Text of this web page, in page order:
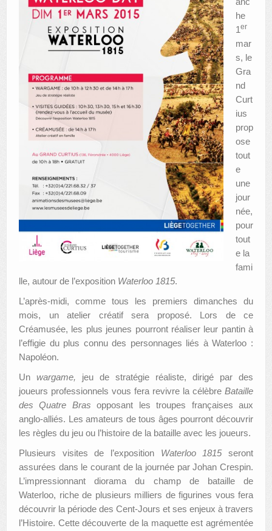
AUTRES LIEUX
ANIMATIONS DES MUSÉES
PUBLICATIONS
LES APPELS À PROJETS
LE PORTAIL DES COLLECTIONS
he
1er
mar
s, le
Gra
nd
Curt
ius
prop
ose
tout
e
une
jour
née,
pour
tout
e la
fami
lle, autour de l’exposition Waterloo 1815.
L’après-midi, comme tous les premiers dimanches du
mois, un atelier créatif sera proposé. Lors de ce
Créamusée, les plus jeunes pourront réaliser leur pantin à
l’effigie du plus connu des personnages liés à Waterloo :
Napoléon.
Un wargame, jeu de stratégie réaliste, dirigé par des
joueurs professionnels vous fera revivre la célèbre Bataille
des Quatre Bras opposant les troupes françaises aux
anglo-alliés. Les amateurs de tous âges pourront découvrir
les règles du jeu ou l’histoire de la bataille avec les joueurs.
Plusieurs visites de l’exposition Waterloo 1815seront
assurées dans le courant de la journée par Johan Crespin.
L’impressionnant diorama du champ de bataille de
Waterloo, riche de plusieurs milliers de figurines vous fera
découvrir la période des Cent-Jours et ses enjeux à travers
l’Histoire. Cette découverte de la maquette est agrémentée